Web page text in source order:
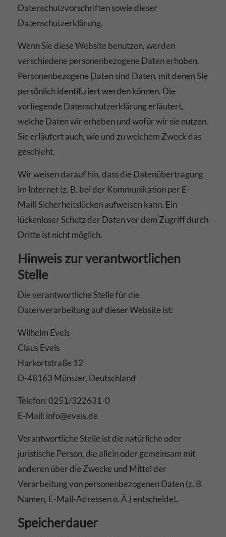
Datenschutzvorschriften sowie dieser
Datenschutzerklärung.
Wenn Sie diese Website benutzen, werden
verschiedene personenbezogene Daten erhoben.
Personenbezogene Daten sind Daten, mit denen Sie
persönlich identifiziert werden können. Die
vorliegende Datenschutzerklärung erläutert,
welche Daten wir erheben und wofür wir sie nutzen.
Sie erläutert auch, wie und zu welchem Zweck das
geschieht.
Wir weisen darauf hin, dass die Datenübertragung
im Internet (z. B. bei der Kommunikation per E-
Mail) Sicherheitslücken aufweisen kann. Ein
lückenloser Schutz der Daten vor dem Zugriff durch
Dritte ist nicht möglich.
Hinweis zur verantwortlichen
Stelle
Die verantwortliche Stelle für die
Datenverarbeitung auf dieser Website ist:
Wilhelm Evels
Claus Evels
Harkortstraße 12
D-48163 Münster, Deutschland
Telefon: 0251/322631-0
E-Mail: info@evels.de
Verantwortliche Stelle ist die natürliche oder
juristische Person, die allein oder gemeinsam mit
anderen über die Zwecke und Mittel der
Verarbeitung von personenbezogenen Daten (z. B.
Namen, E-Mail-Adressen o. Ä.) entscheidet.
Speicherdauer